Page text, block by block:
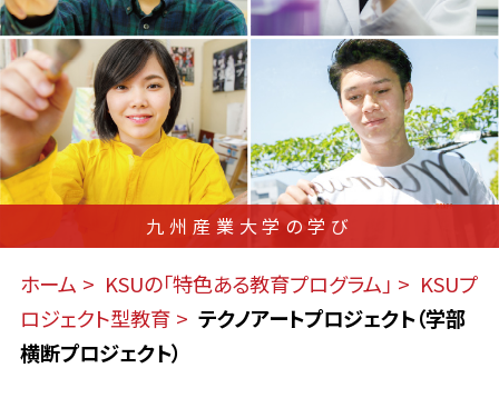
九州産業大学の学び
ホーム KSUの「特色ある教育プログラム」
KSUプ
ロジェクト型教育
テクノアートプロジェクト（学部
横断プロジェクト）